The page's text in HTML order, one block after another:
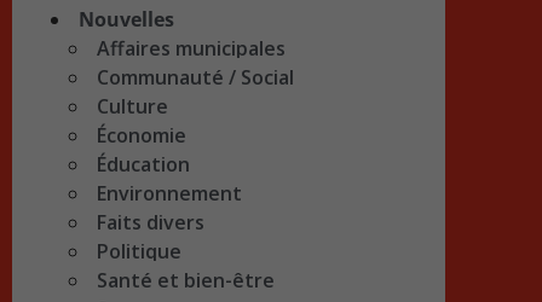
Nouvelles
Affaires municipales
Communauté / Social
Culture
Économie
Éducation
Environnement
Faits divers
Politique
Santé et bien-être